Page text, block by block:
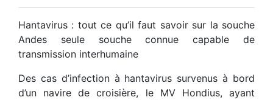
Hantavirus : tout ce qu’il faut savoir sur la souche
Andes seule souche connue capable de
transmission interhumaine
Des cas d’infection à hantavirus survenus à bord
d’un navire de croisière, le MV Hondius, ayant